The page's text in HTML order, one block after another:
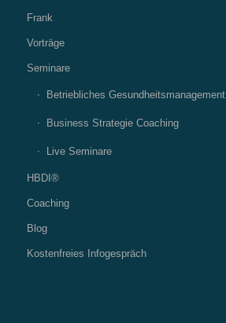
Frank
Vorträge
Seminare
Betriebliches Gesundheitsmanagement
Business Strategie Coaching
Live Seminare
HBDI®
Coaching
Blog
Kostenfreies Infogespräch